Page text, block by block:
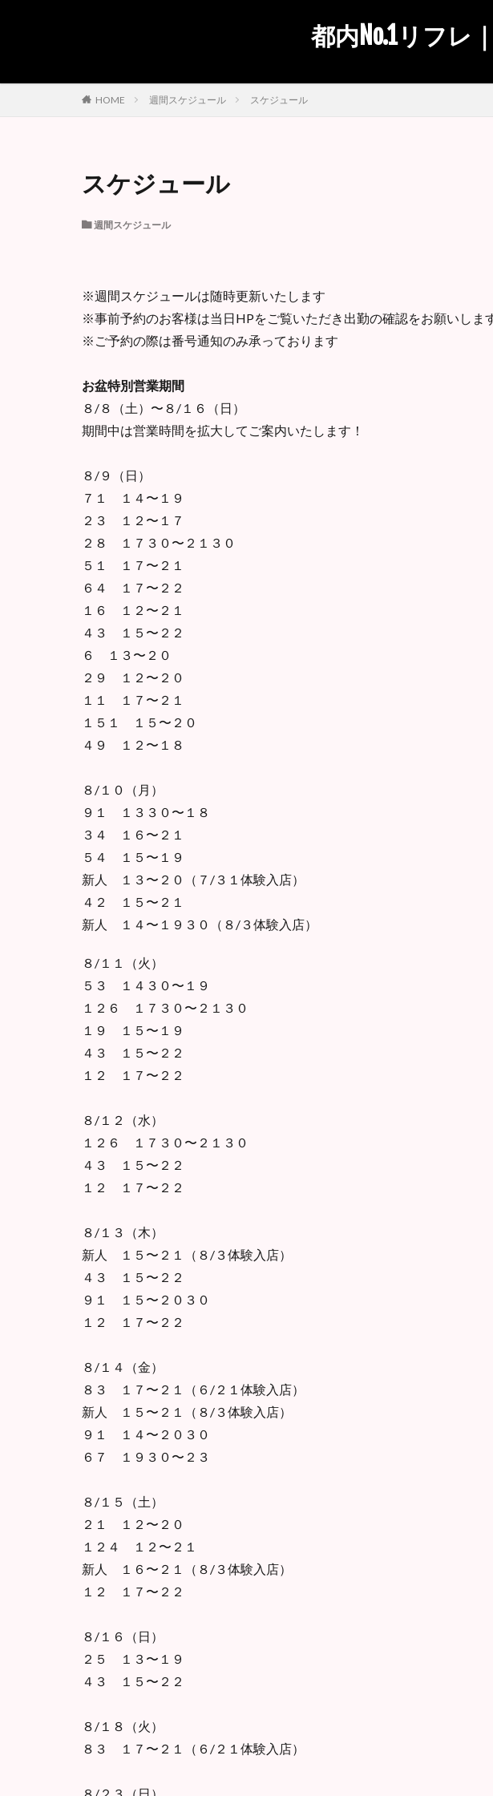
都内No.1リフレ
HOME 週間スケジュール スケジュール
スケジュール
週間スケジュール
※週間スケジュールは随時更新いたします
※事前予約のお客様は当日HPをご覧いただき出勤の確認をお願いします
※ご予約の際は番号通知のみ承っております
お盆特別営業期間
８/８（土）〜８/１６（日）
期間中は営業時間を拡大してご案内いたします！
８/９（日）
７１ １４〜１９
２３ １２〜１７
２８ １７３０〜２１３０
５１ １７〜２１
６４ １７〜２２
１６ １２〜２１
４３ １５〜２２
６ １３〜２０
２９ １２〜２０
１１ １７〜２１
１５１ １５〜２０
４９ １２〜１８
８/１０（月）
９１ １３３０〜１８
３４ １６〜２１
５４ １５〜１９
新人 １３〜２０（７/３１体験入店）
４２ １５〜２１
新人 １４〜１９３０（８/３体験入店）
８/１１（火）
５３ １４３０〜１９
１２６ １７３０〜２１３０
１９ １５〜１９
４３ １５〜２２
１２ １７〜２２
８/１２（水）
１２６ １７３０〜２１３０
４３ １５〜２２
１２ １７〜２２
８/１３（木）
新人 １５〜２１（８/３体験入店）
４３ １５〜２２
９１ １５〜２０３０
１２ １７〜２２
８/１４（金）
８３ １７〜２１（６/２１体験入店）
新人 １５〜２１（８/３体験入店）
９１ １４〜２０３０
６７ １９３０〜２３
８/１５（土）
２１ １２〜２０
１２４ １２〜２１
新人 １６〜２１（８/３体験入店）
１２ １７〜２２
８/１６（日）
２５ １３〜１９
４３ １５〜２２
８/１８（火）
８３ １７〜２１（６/２１体験入店）